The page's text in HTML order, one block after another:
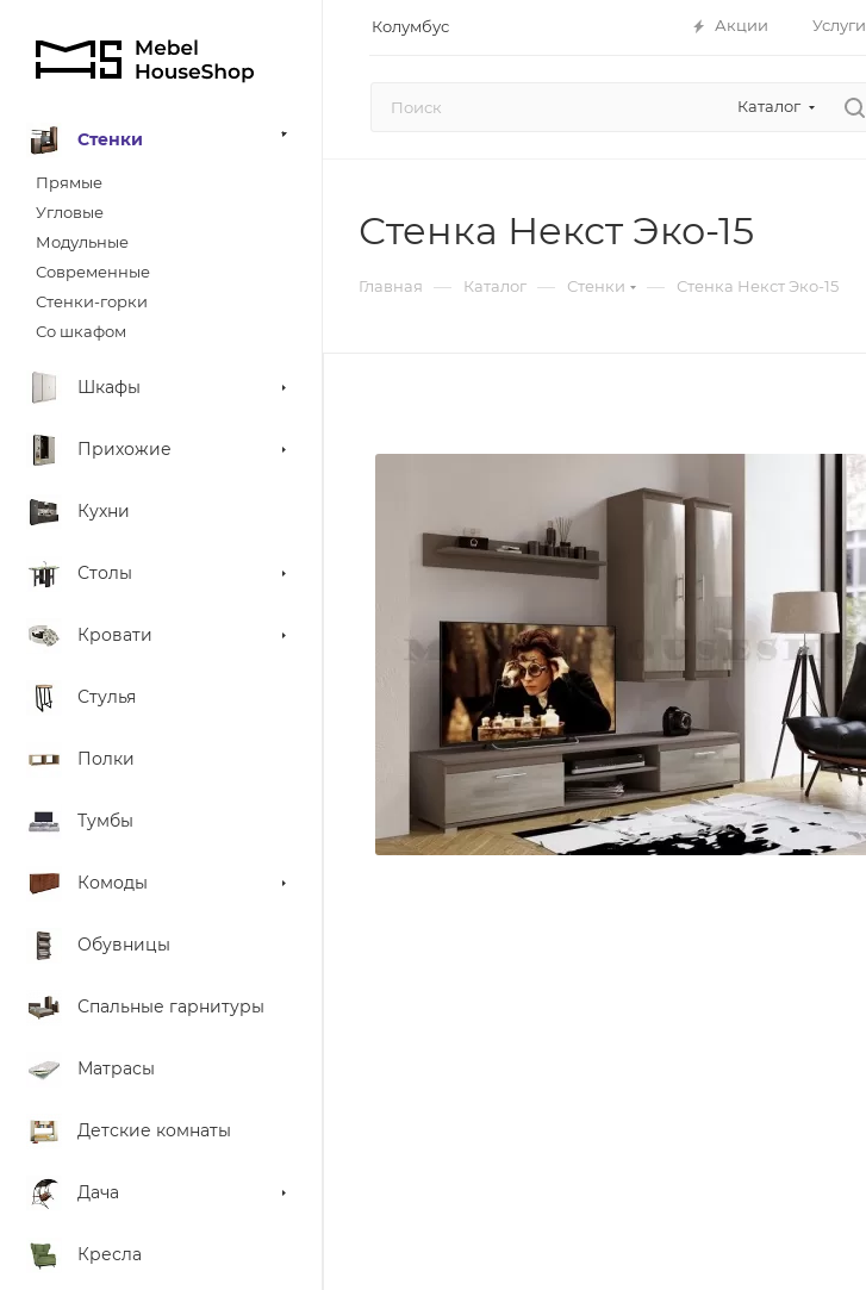
Колумбус Акции Услуги
Каталог
Стенки
Прямые
Угловые
Модульные
Современные
Стенки-горки
Со шкафом
Шкафы
Прихожие
Кухни
Столы
Кровати
Стулья
Полки
Тумбы
Комоды
Обувницы
Спальные гарнитуры
Матрасы
Детские комнаты
Дача
Кресла
Стенка Некст Эко-15
Главная — Каталог — Стенки — Стенка Некст Эко-15